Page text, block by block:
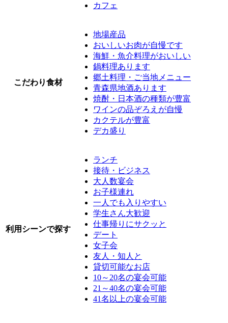
カフェ
こだわり食材
地場産品
おいしいお肉が自慢です
海鮮・魚介料理がおいしい
鍋料理あります
郷土料理・ご当地メニュー
青森県地酒あります
焼酎・日本酒の種類が豊富
ワインの品ぞろえが自慢
カクテルが豊富
デカ盛り
利用シーンで探す
ランチ
接待・ビジネス
大人数宴会
お子様連れ
一人でも入りやすい
学生さん大歓迎
仕事帰りにサクッと
デート
女子会
友人・知人と
貸切可能なお店
10～20名の宴会可能
21～40名の宴会可能
41名以上の宴会可能